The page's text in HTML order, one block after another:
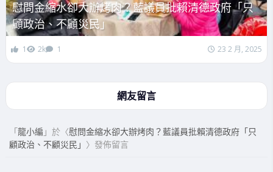
慰問金縮水卻大辦烤肉？藍議員批賴清德政府「只
顧政治、不顧災民」
1 2k 1 23 2 月, 2025
網友留言
「龍小編 」於〈慰問金縮水卻大辦烤肉？藍議員批賴清德政府「只
顧政治、不顧災民」 〉發佈留言